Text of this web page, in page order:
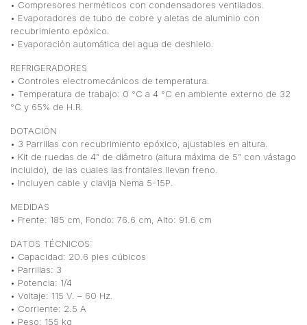
• Compresores herméticos con condensadores ventilados.
• Evaporadores de tubo de cobre y aletas de aluminio con
recubrimiento epóxico.
• Evaporación automática del agua de deshielo.
REFRIGERADORES
• Controles electromecánicos de temperatura.
• Temperatura de trabajo: 0 °C a 4 °C en ambiente externo de 32
°C y 65% de H.R.
DOTACIÓN
• 3 Parrillas con recubrimiento epóxico, ajustables en altura.
• Kit de ruedas de 4” de diámetro (altura máxima de 5” con vástago
incluido), de las cuales las frontales llevan freno.
• Incluyen cable y clavija Nema 5-15P.
MEDIDAS
• Frente: 185 cm, Fondo: 76.6 cm, Alto: 91.6 cm
DATOS TÉCNICOS:
• Capacidad: 20.6 pies cúbicos
• Parrillas: 3
• Potencia: 1/4
• Voltaje: 115 V. – 60 Hz.
• Corriente: 2.5 A
• Peso: 155 kg